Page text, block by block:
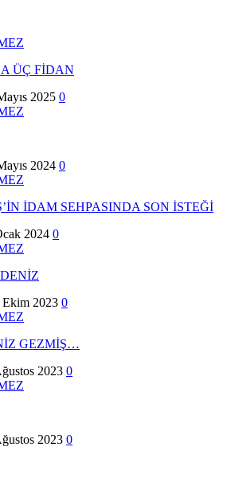
ÜÇ FİDAN
2025 0
2024 0
İDAM SEHPASINDA SON İSTEĞİ
2024 0
Ekim 2023 0
GEZMİŞ…
2023 0
2023 0